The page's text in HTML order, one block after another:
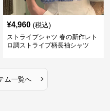
¥4,960 (税込)
ストライプシャツ 春の新作レト
ロ調ストライプ柄長袖シャツ
ム一覧へ ›